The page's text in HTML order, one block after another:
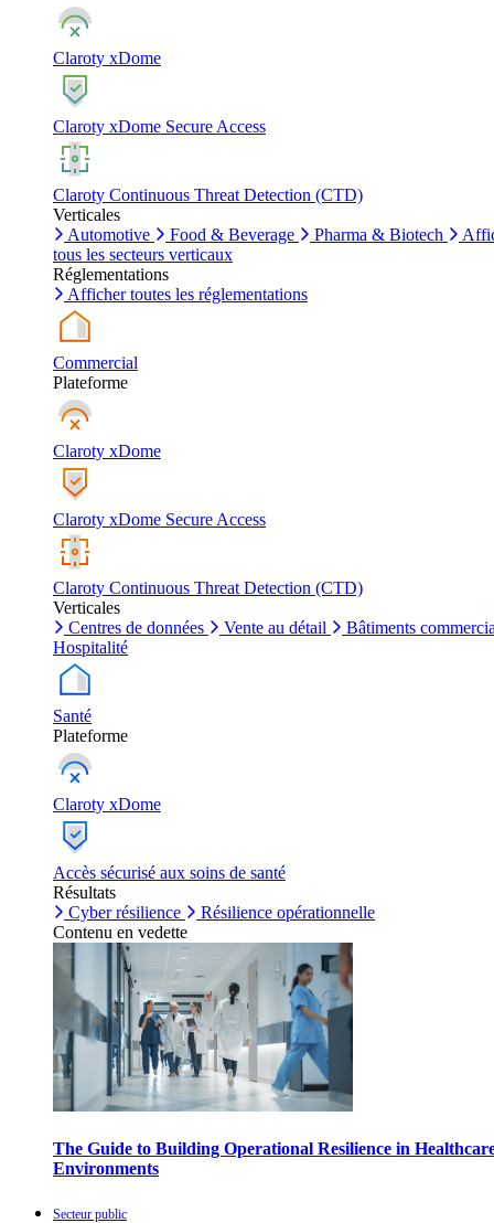
Claroty xDome
Claroty xDome Secure Access
Claroty Continuous Threat Detection (CTD)
Verticales
Automotive
Food & Beverage Pharma & Biotech
tous les secteurs verticaux
Réglementations
Afficher toutes les réglementations
Commercial
Plateforme
Claroty xDome
Claroty xDome Secure Access
Claroty Continuous Threat Detection (CTD)
Verticales
Centres de données
Vente au détail
Bâtiments
Hospitalité
Santé
Plateforme
Claroty xDome
Accès sécurisé aux soins de santé
Résultats
Cyber résilience
Résilience opérationnelle
Contenu en vedette
The Guide to Building Operational Resilience in
Environments
Secteur public